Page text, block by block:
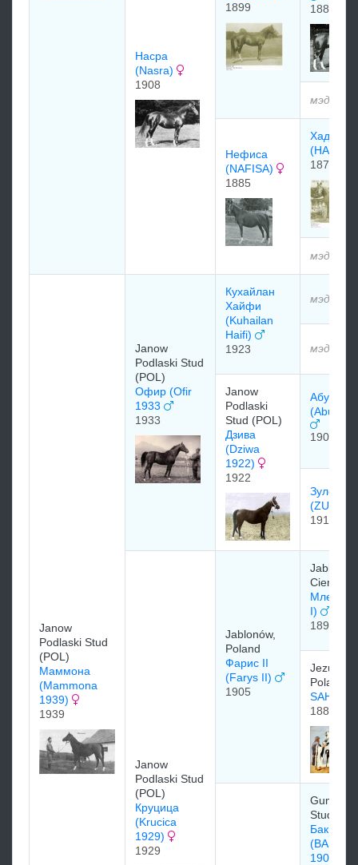
Насра
(Nasra)
1908
1899
1887
Нефиса
(NAFISA)
1885
Хадбан
1878
Janow
Podlaski Stud
(POL)
Маммона
(Mammona
1939)
1939
Janow
Podlaski Stud
(POL)
Офир (Ofir
1933
1933
Кухайлан
Хайфи
(Kuhailan
Haifi)
1923
Janow
Podlaski
Stud (POL)
Дзива
(Dziwa
1922)
1922
Абу
(Abu
1902
Зулейма
1914
Janow
Podlaski Stud
(POL)
Круцица
(Krucica
1929)
1929
Jablonów,
Poland
Фарис II
(Farys II)
1905
Cienska
Млех I
I)
1897
Jezupol
Poland
1888
Stud -
Бакшиш
1901)